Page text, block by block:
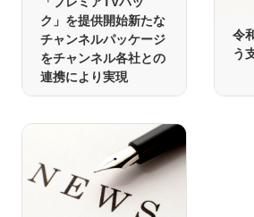
ク」を提供開始新たな
チャンネルパッケージ
をチャンネル各社との
連携により実現
令
う